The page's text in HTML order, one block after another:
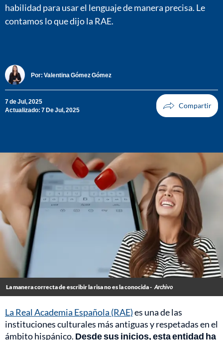
habilidad para usar el lenguaje de manera precisa. Le
contamos lo que dijo la RAE.
Por: Valentina Gómez Gómez
7 de Jul, 2025
Actualizado: 7 De Jul, 2025
La manera correcta de escribir la risa no es la conocida - Archivo
La Real Academia Española (RAE)es una de las
instituciones culturales más antiguas y respetadas en el
ámbito hispánico. Desde sus inicios, esta entidad ha